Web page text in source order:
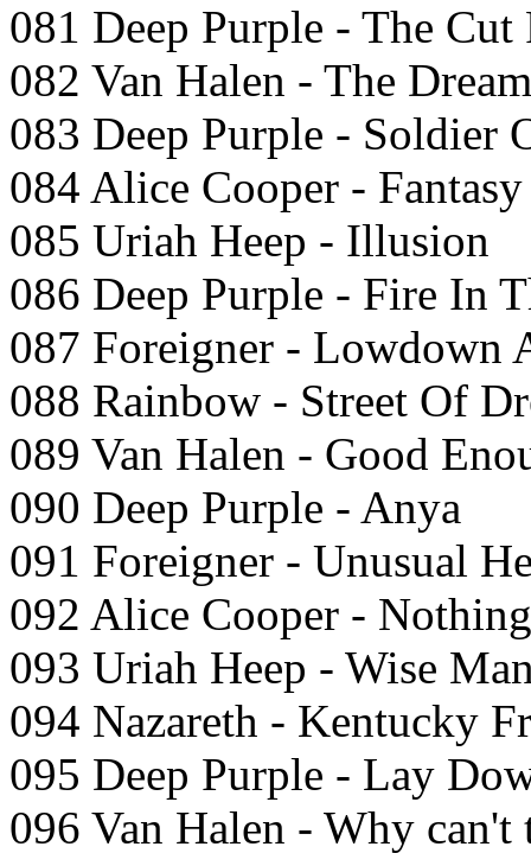
081 Deep Purple - The Cut
082 Van Halen - The
083 Deep Purple - Soldier
084 Alice Cooper -
085 Uriah Heep - Illusion
086 Deep Purple - Fire In
087 Foreigner - Lowdown
088 Rainbow - Street Of
089 Van Halen - Good
090 Deep Purple - Anya
091 Foreigner - Unusual
092 Alice Cooper -
093 Uriah Heep - Wise
094 Nazareth - Kentucky
095 Deep Purple - Lay
096 Van Halen - Why can't